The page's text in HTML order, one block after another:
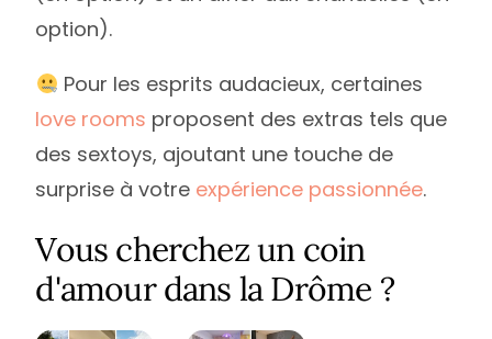
option).
Pour les esprits audacieux, certaines
love rooms proposent des extras tels que
des sextoys, ajoutant une touche de
surprise à votre expérience passionnée.
Vous cherchez un coin
d'amour dans la Drôme ?